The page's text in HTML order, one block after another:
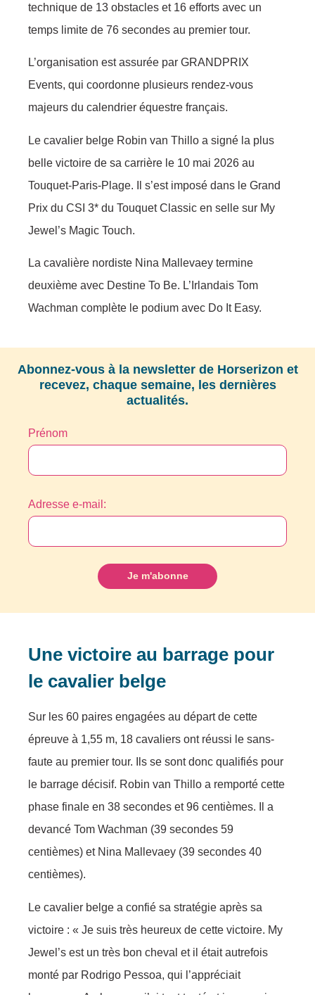
technique de 13 obstacles et 16 efforts avec un
temps limite de 76 secondes au premier tour.
L’organisation est assurée par GRANDPRIX
Events, qui coordonne plusieurs rendez-vous
majeurs du calendrier équestre français.
Le cavalier belge Robin van Thillo a signé la plus
belle victoire de sa carrière le 10 mai 2026 au
Touquet-Paris-Plage. Il s’est imposé dans le Grand
Prix du CSI 3* du Touquet Classic en selle sur My
Jewel’s Magic Touch.
La cavalière nordiste Nina Mallevaey termine
deuxième avec Destine To Be. L’Irlandais Tom
Wachman complète le podium avec Do It Easy.
Abonnez-vous à la newsletter de Horserizon et
recevez, chaque semaine, les dernières
actualités.
Prénom
Adresse e-mail:
Une victoire au barrage pour
le cavalier belge
Sur les 60 paires engagées au départ de cette
épreuve à 1,55 m, 18 cavaliers ont réussi le sans-
faute au premier tour. Ils se sont donc qualifiés pour
le barrage décisif. Robin van Thillo a remporté cette
phase finale en 38 secondes et 96 centièmes. Il a
devancé Tom Wachman (39 secondes 59
centièmes) et Nina Mallevaey (39 secondes 40
centièmes).
Le cavalier belge a confié sa stratégie après sa
victoire : « Je suis très heureux de cette victoire. My
Jewel’s est un très bon cheval et il était autrefois
monté par Rodrigo Pessoa, qui l’appréciait